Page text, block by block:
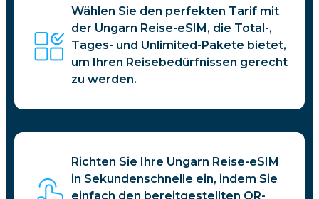
Wählen Sie den perfekten Tarif mit
der Ungarn Reise-eSIM, die Total-,
Tages- und Unlimited-Pakete bietet,
um Ihren Reisebedürfnissen gerecht
zu werden.
Richten Sie Ihre Ungarn Reise-eSIM
in Sekundenschnelle ein, indem Sie
einfach den bereitgestellten QR-